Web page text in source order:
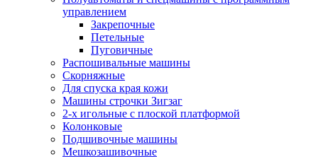
управлением
Закрепочные
Петельные
Пуговичные
Распошивальные машины
Скорняжные
Для спуска края кожи
Машины строчки Зигзаг
2-х игольные с плоской платформой
Колонковые
Подшивочные машины
Мешкозашивочные